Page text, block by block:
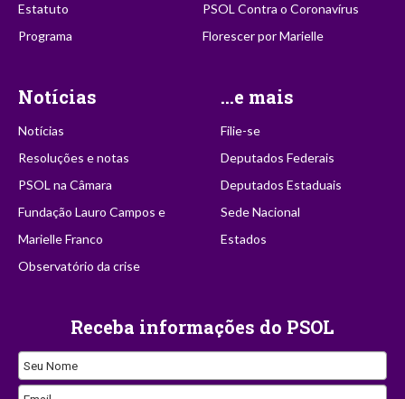
Estatuto
Programa
PSOL Contra o Coronavírus
Florescer por Marielle
Notícias
Notícias
Resoluções e notas
PSOL na Câmara
Fundação Lauro Campos e
Marielle Franco
Observatório da crise
...e mais
Filie-se
Deputados Federais
Deputados Estaduais
Sede Nacional
Estados
Receba informações do PSOL
Seu Nome